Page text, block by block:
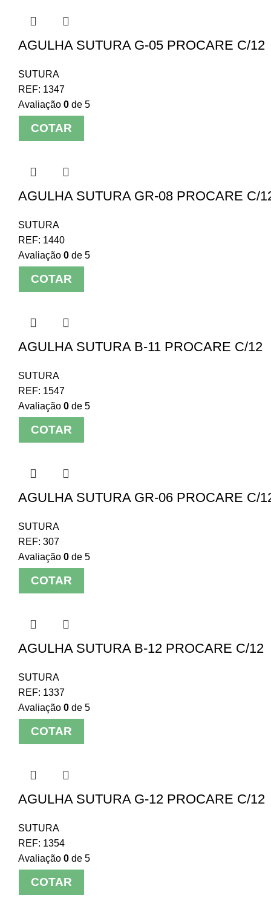
AGULHA SUTURA G-05 PROCARE C/12
SUTURA
REF: 1347
Avaliação 0 de 5
COTAR
AGULHA SUTURA GR-08 PROCARE C/
SUTURA
REF: 1440
Avaliação 0 de 5
COTAR
AGULHA SUTURA B-11 PROCARE C/12
SUTURA
REF: 1547
Avaliação 0 de 5
COTAR
AGULHA SUTURA GR-06 PROCARE C/
SUTURA
REF: 307
Avaliação 0 de 5
COTAR
AGULHA SUTURA B-12 PROCARE C/12
SUTURA
REF: 1337
Avaliação 0 de 5
COTAR
AGULHA SUTURA G-12 PROCARE C/12
SUTURA
REF: 1354
Avaliação 0 de 5
COTAR